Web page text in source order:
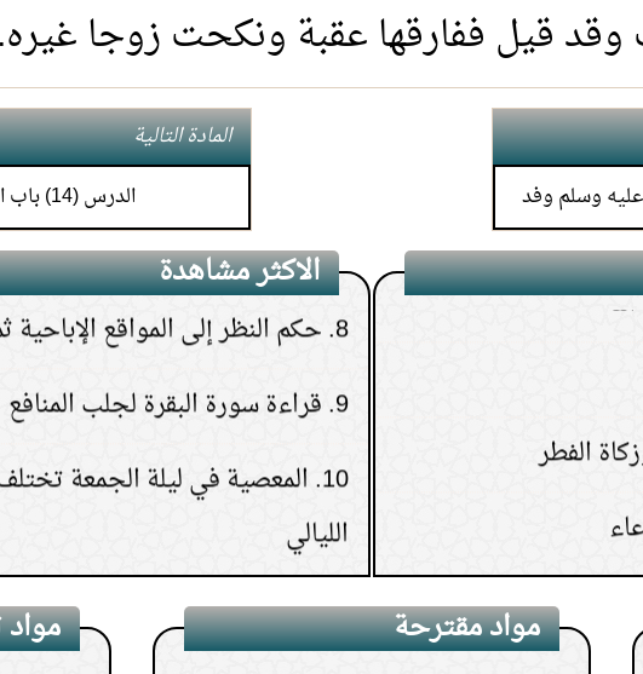
وقد قيل ففارقها عقبة ونكحت زوجا غيره.
عليه وسلم وفد
المادة التالية
الدرس (14) باب التناوب في العلم.
الاكثر مشاهدة
6. كيف تعرف نتيجة الاستخارة؟
هل يجوز إعطاء زكاة المال إلى
الأم أو الإخوة
8. حكم النظر إلى المواقع الإباحية
9. قراءة سورة البقرة لجلب المنافع
10.
المعصية في ليلة الجمعة تختلف
11. من رأى في المنام ميتًا يطلب مالًا
12. كم مرة نصلي على النبي في
مواد مقترحة مواد